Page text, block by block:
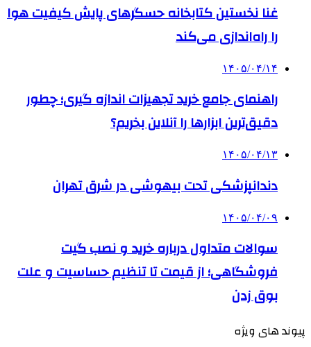
غنا نخستین کتابخانه حسگرهای پایش کیفیت هوا
را راه‌اندازی می‌کند
۱۴۰۵/۰۴/۱۴
راهنمای جامع خرید تجهیزات اندازه گیری؛ چطور
دقیق‌ترین ابزارها را آنلاین بخریم؟
۱۴۰۵/۰۴/۱۳
دندانپزشکی تحت بیهوشی در شرق تهران
۱۴۰۵/۰۴/۰۹
سوالات متداول درباره خرید و نصب گیت
فروشگاهی؛ از قیمت تا تنظیم حساسیت و علت
بوق زدن
پیوند های ویژه